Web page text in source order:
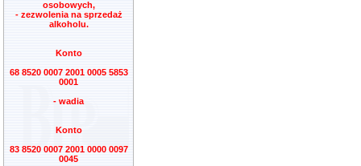
osobowych,
- zezwolenia na sprzedaż
alkoholu.
Konto
68 8520 0007 2001 0005 5853
0001
- wadia
Konto
83 8520 0007 2001 0000 0097
0045